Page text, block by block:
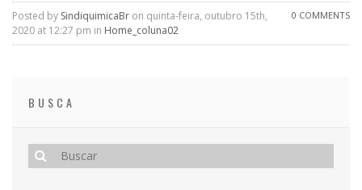
0 COMMENTS
Posted by SindiquimicaBr on quinta-feira, outubro 15th,
2020 at 12:27 pm in Home_coluna02
BUSCA